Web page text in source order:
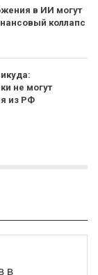
в ИИ могут
коллапс
не могут
из РФ
в